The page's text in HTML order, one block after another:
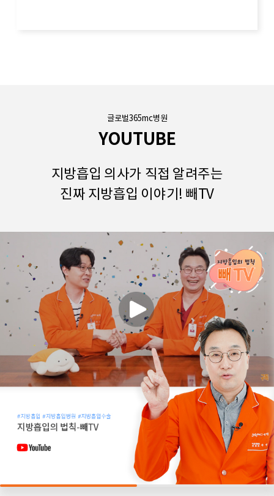
글로벌365mc병원
YOUTUBE
지방흡입 의사가 직접 알려주는
진짜 지방흡입 이야기! 빼TV